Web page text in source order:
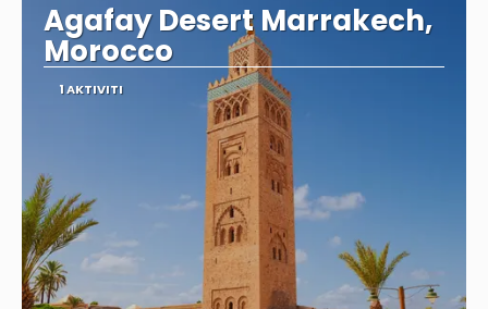
Agafay Desert Marrakech,
Morocco
1 AKTIVITI